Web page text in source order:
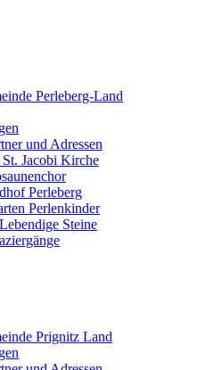
Perleberg-Land
und Adressen
Jacobi Kirche
Perleberg
Perlenkinder
Steine
Prignitz Land